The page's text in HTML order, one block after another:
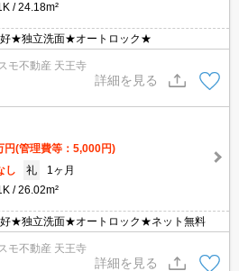
24.18m²
★独立洗面★オートロック★
モ不動産 天王寺
詳細を見る
円(管理費等：5,000円)
し 礼
1ヶ月
26.02m²
★独立洗面★オートロック★ネット無料
モ不動産 天王寺
詳細を見る